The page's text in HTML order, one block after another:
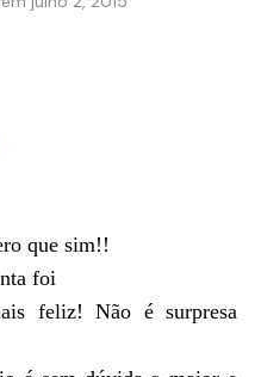
que sim!!
foi
feliz! Não é surpresa